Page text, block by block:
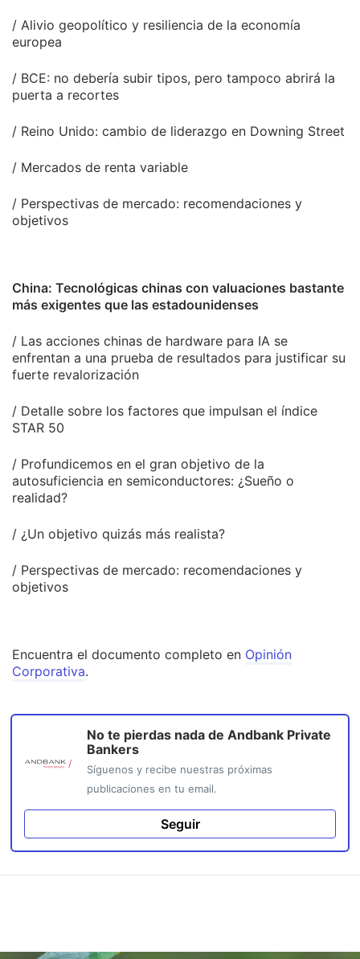
/ Alivio geopolítico y resiliencia de la economía
europea
/ BCE: no debería subir tipos, pero tampoco abrirá la
puerta a recortes
/ Reino Unido: cambio de liderazgo en Downing Street
/ Mercados de renta variable
/ Perspectivas de mercado: recomendaciones y
objetivos
China: Tecnológicas chinas con valuaciones bastante
más exigentes que las estadounidenses
/ Las acciones chinas de hardware para IA se
enfrentan a una prueba de resultados para justificar su
fuerte revalorización
/ Detalle sobre los factores que impulsan el índice
STAR 50
/ Profundicemos en el gran objetivo de la
autosuficiencia en semiconductores: ¿Sueño o
realidad?
/ ¿Un objetivo quizás más realista?
/ Perspectivas de mercado: recomendaciones y
objetivos
Encuentra el documento completo en Opinión
Corporativa.
No te pierdas nada de Andbank Private
Bankers
Síguenos y recibe nuestras próximas
publicaciones en tu email.
Seguir